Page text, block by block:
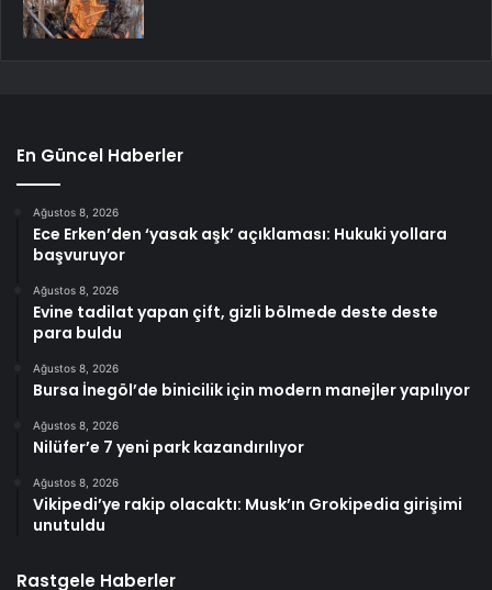
En Güncel Haberler
Ağustos 8, 2026
Ece Erken’den ‘yasak aşk’ açıklaması: Hukuki yollara
başvuruyor
Ağustos 8, 2026
Evine tadilat yapan çift, gizli bölmede deste deste
para buldu
Ağustos 8, 2026
Bursa İnegöl’de binicilik için modern manejler yapılıyor
Ağustos 8, 2026
Nilüfer’e 7 yeni park kazandırılıyor
Ağustos 8, 2026
Vikipedi’ye rakip olacaktı: Musk’ın Grokipedia girişimi
unutuldu
Rastgele Haberler